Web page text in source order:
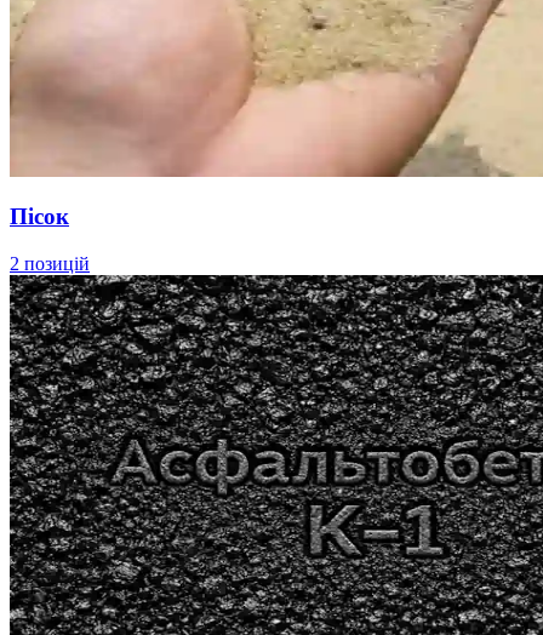
Пісок
2 позицій